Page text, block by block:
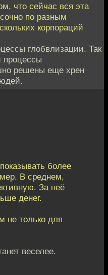
что сейчас вся эта
по разным
корпораций
глобвлизации. Так
процессы
решены еще хрен
более
В среднем,
За неё
денег.
не только для
веселее.